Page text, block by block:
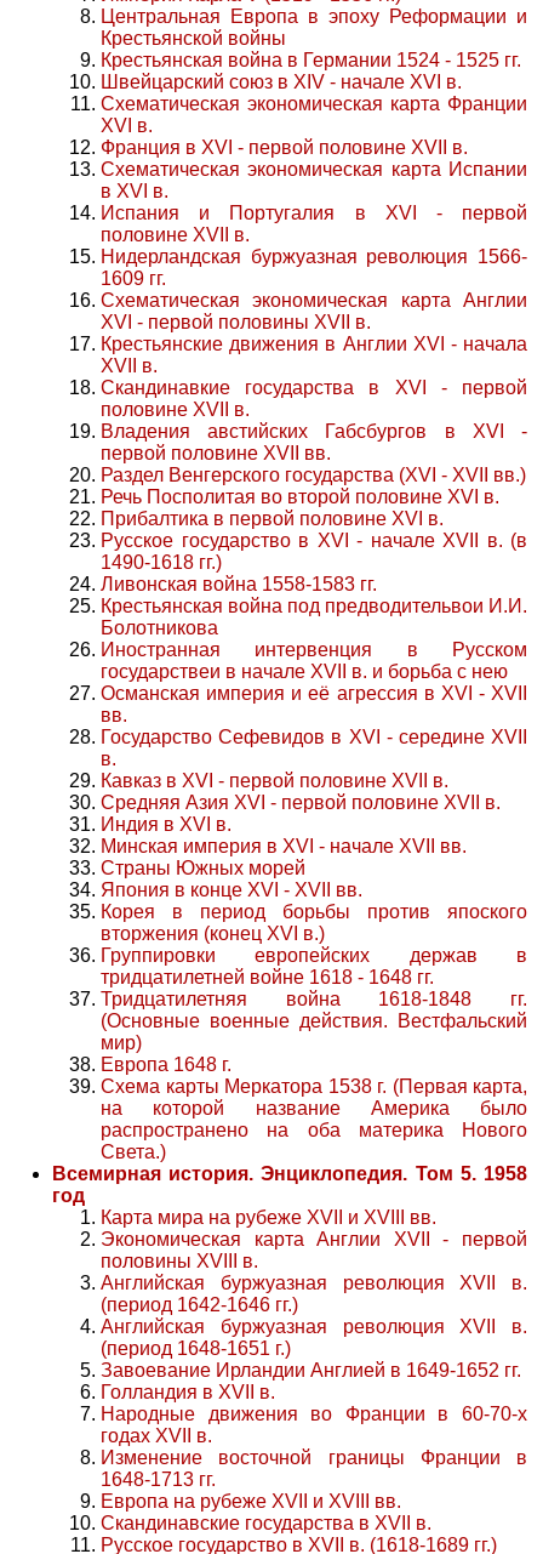
Центральная Европа в эпоху Реформации и
Крестьянской войны
Крестьянская война в Германии 1524 - 1525 гг.
Швейцарский союз в XIV - начале XVI в.
Схематическая экономическая карта Франции
XVI в.
Франция в XVI - первой половине XVII в.
Схематическая экономическая карта Испании
в XVI в.
Испания и Португалия в XVI - первой
половине XVII в.
Нидерландская буржуазная революция 1566-
1609 гг.
Схематическая экономическая карта Англии
XVI - первой половины XVII в.
Крестьянские движения в Англии XVI - начала
XVII в.
Скандинавкие государства в XVI - первой
половине XVII в.
Владения австийских Габсбургов в XVI -
первой половине XVII вв.
Раздел Венгерского государства (XVI - XVII вв.)
Речь Посполитая во второй половине XVI в.
Прибалтика в первой половине XVI в.
Русское государство в XVI - начале XVII в. (в
1490-1618 гг.)
Ливонская война 1558-1583 гг.
Крестьянская война под предводительвои И.И.
Болотникова
Иностранная интервенция в Русском
государствеи в начале XVII в. и борьба с нею
Османская империя и её агрессия в XVI - XVII
вв.
Государство Сефевидов в XVI - середине XVII
в.
Кавказ в XVI - первой половине XVII в.
Средняя Азия XVI - первой половине XVII в.
Индия в XVI в.
Минская империя в XVI - начале XVII вв.
Страны Южных морей
Япония в конце XVI - XVII вв.
Корея в период борьбы против япоского
вторжения (конец XVI в.)
Группировки европейских держав в
тридцатилетней войне 1618 - 1648 гг.
Тридцатилетняя война 1618-1848 гг.
(Основные военные действия. Вестфальский
мир)
Европа 1648 г.
Схема карты Меркатора 1538 г. (Первая карта,
на которой название Америка было
распространено на оба материка Нового
Света.)
Всемирная история. Энциклопедия. Том 5. 1958
год
Карта мира на рубеже XVII и XVIII вв.
Экономическая карта Англии XVII - первой
половины XVIII в.
Английская буржуазная революция XVII в.
(период 1642-1646 гг.)
Английская буржуазная революция XVII в.
(период 1648-1651 г.)
Завоевание Ирландии Англией в 1649-1652 гг.
Голландия в XVII в.
Народные движения во Франции в 60-70-х
годах XVII в.
Изменение восточной границы Франции в
1648-1713 гг.
Европа на рубеже XVII и XVIII вв.
Скандинавские государства в XVII в.
Русское государство в XVII в. (1618-1689 гг.)